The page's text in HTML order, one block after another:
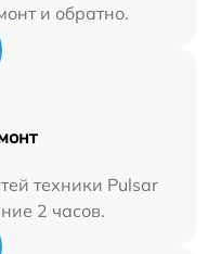
и обратно.
техники Pulsar
2 часов.